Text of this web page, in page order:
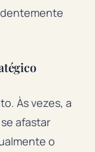
Às vezes, a
afastar
o